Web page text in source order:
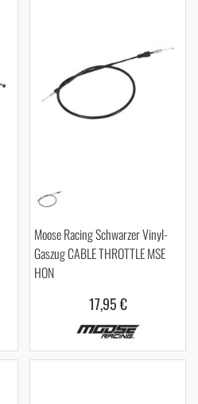
Moose Racing Schwarzer Vinyl-
Gaszug CABLE THROTTLE MSE
HON
17,95 €